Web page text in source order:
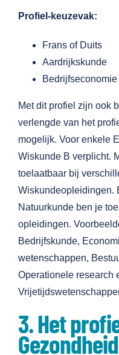
Profiel-keuzevak:
Frans of Duits
Aardrijkskunde
Bedrijfseconomie
Met dit profiel zijn ook
verlengde van het
mogelijk. Voor enkele
Wiskunde B verplicht.
toelaatbaar bij
Wiskundeopleidingen.
Natuurkunde ben je
opleidingen.
Bedrijfskunde,
wetenschappen,
Operationele research
3. Het